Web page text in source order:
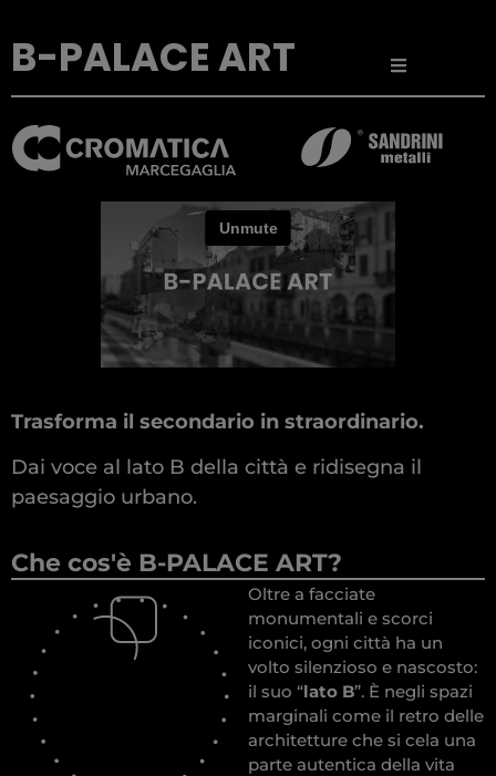
B-PALACE ART
Trasforma il secondario in straordinario.
Dai voce al lato B della città e ridisegna il
paesaggio urbano.
Che cos'è B-PALACE ART?
Oltre a facciate
monumentali e scorci
iconici, ogni città ha un
volto silenzioso e nascosto:
il suo “lato B”. È negli spazi
marginali come il retro delle
architetture che si cela una
parte autentica della vita